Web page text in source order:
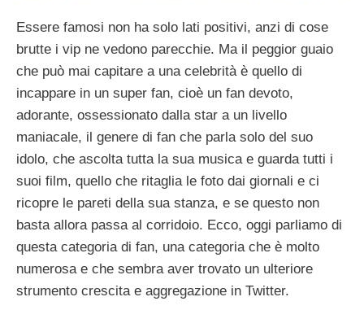
Essere famosi non ha solo lati positivi, anzi di cose
brutte i vip ne vedono parecchie. Ma il peggior guaio
che può mai capitare a una celebrità è quello di
incappare in un super fan, cioè un fan devoto,
adorante, ossessionato dalla star a un livello
maniacale, il genere di fan che parla solo del suo
idolo, che ascolta tutta la sua musica e guarda tutti i
suoi film, quello che ritaglia le foto dai giornali e ci
ricopre le pareti della sua stanza, e se questo non
basta allora passa al corridoio. Ecco, oggi parliamo di
questa categoria di fan, una categoria che è molto
numerosa e che sembra aver trovato un ulteriore
strumento crescita e aggregazione in Twitter.